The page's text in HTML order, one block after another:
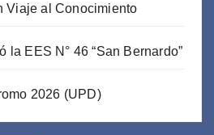
Viaje al Conocimiento
la EES N° 46 “San Bernardo”
2026 (UPD)